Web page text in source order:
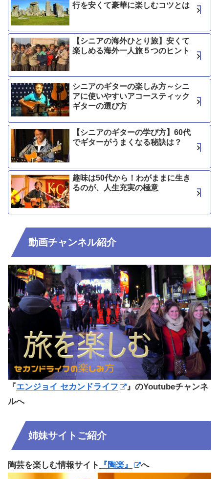
行を安くて豪華に楽しむコツとは
【シニアの海外ひとり旅】安くて
楽しめる海外一人旅５つのヒント
シニアのギターの楽しみ方～シニ
アに使いやすいアコースティック
ギターの選び方
【シニアのギターの学び方】60代
でギターがうまくなる秘訣は？
趣味は50代から！わがままに生き
るのが、人生充実の極意
動画チャンネル紹介
『エンジョイ セカンドライフ
』のYoutubeチャンネ
ルへ
姉妹サイトご紹介
陶芸を楽しむ情報サイト 『陶楽』 へ